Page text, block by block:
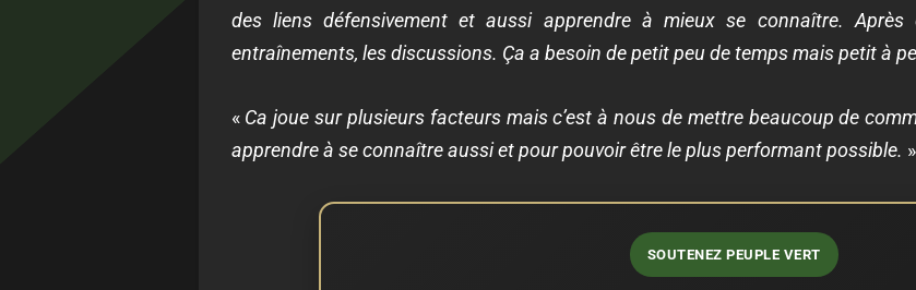
des liens défensivement et aussi apprendre à mieux se connaître.
entraînements, les discussions. Ça a besoin de petit peu de temps mais petit à
« Ca joue sur plusieurs facteurs mais c’est à nous de mettre beaucoup de
apprendre à se connaître aussi et pour pouvoir être le plus performant possible. »
SOUTENEZ PEUPLE VERT